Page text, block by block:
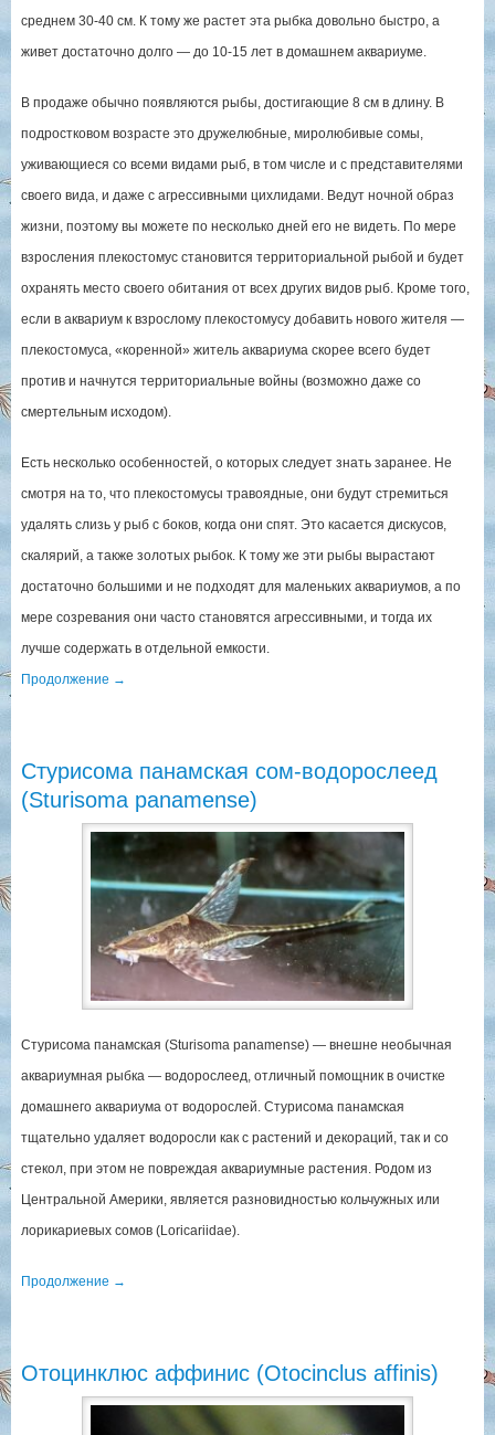
среднем 30-40 см. К тому же растет эта рыбка довольно быстро, а
живет достаточно долго — до 10-15 лет в домашнем аквариуме.
В продаже обычно появляются рыбы, достигающие 8 см в длину. В
подростковом возрасте это дружелюбные, миролюбивые сомы,
уживающиеся со всеми видами рыб, в том числе и с представителями
своего вида, и даже с агрессивными цихлидами. Ведут ночной образ
жизни, поэтому вы можете по несколько дней его не видеть. По мере
взросления плекостомус становится территориальной рыбой и будет
охранять место своего обитания от всех других видов рыб. Кроме того,
если в аквариум к взрослому плекостомусу добавить нового жителя —
плекостомуса, «коренной» житель аквариума скорее всего будет
против и начнутся территориальные войны (возможно даже со
смертельным исходом).
Есть несколько особенностей, о которых следует знать заранее. Не
смотря на то, что плекостомусы травоядные, они будут стремиться
удалять слизь у рыб с боков, когда они спят. Это касается дискусов,
скалярий, а также золотых рыбок. К тому же эти рыбы вырастают
достаточно большими и не подходят для маленьких аквариумов, а по
мере созревания они часто становятся агрессивными, и тогда их
лучше содержать в отдельной емкости.
Продолжение →
Стурисома панамская сом-водорослеед
(Sturisoma panamense)
Стурисома панамская (Sturisoma panamense) — внешне необычная
аквариумная рыбка — водорослеед, отличный помощник в очистке
домашнего аквариума от водорослей. Стурисома панамская
тщательно удаляет водоросли как с растений и декораций, так и со
стекол, при этом не повреждая аквариумные растения. Родом из
Центральной Америки, является разновидностью кольчужных или
лорикариевых сомов (Loricariidae).
Продолжение →
Отоцинклюс аффинис (Otocinclus affinis)